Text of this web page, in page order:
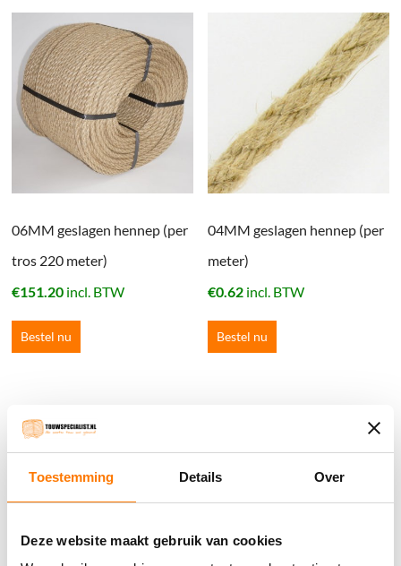
Toestemming Details Over
Deze website maakt gebruik van cookies
06MM geslagen hennep (per
tros 220 meter)
€151.20 incl. BTW
Bestel nu
04MM geslagen hennep (per
meter)
€0.62 incl. BTW
Bestel nu
Winkelwagen
֍ Deskundig advies en gratis proefstukjes.